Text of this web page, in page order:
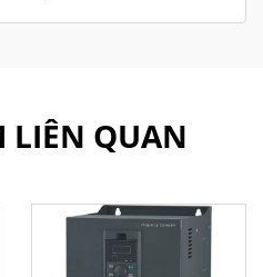
LIÊN QUAN